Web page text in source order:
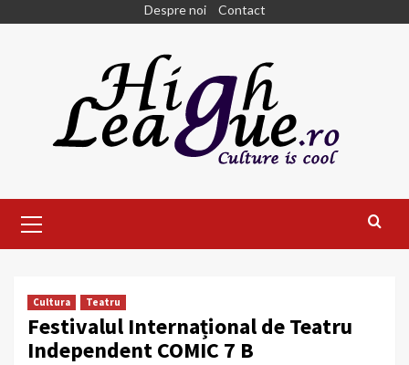
Despre noi Contact
Menu
Cultura Teatru
Festivalul Internațional de Teatru
Independent COMIC 7 B